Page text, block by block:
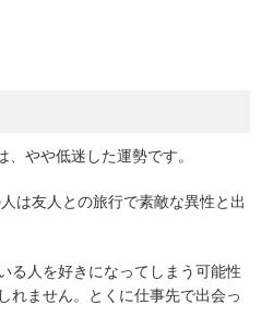
やや低迷した運勢です。
は友人との旅行で素敵な異性と出
る人を好きになってしまう可能性
れません。とくに仕事先で出会っ